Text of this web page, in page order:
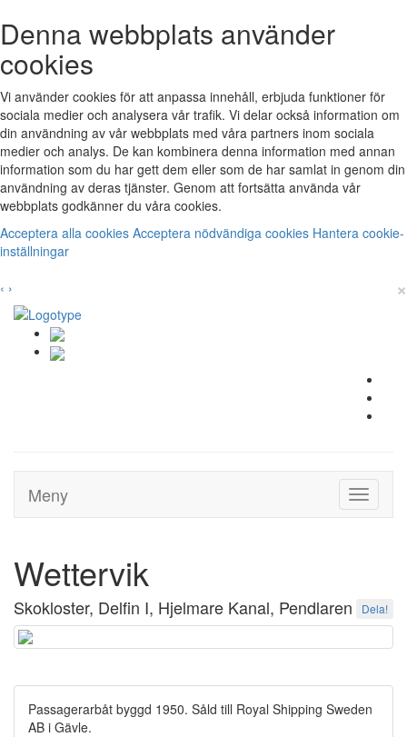
Denna webbplats använder
cookies
Vi använder cookies för att anpassa innehåll, erbjuda funktioner för
sociala medier och analysera vår trafik. Vi delar också information om
din användning av vår webbplats med våra partners inom sociala
medier och analys. De kan kombinera denna information med annan
information som du har gett dem eller som de har samlat in genom din
användning av deras tjänster. Genom att fortsätta använda vår
webbplats godkänner du våra cookies.
Acceptera alla cookies Acceptera nödvändiga cookies Hantera cookie-
inställningar
‹ › ×
Toggle
Meny
Wettervik
Skokloster, Delfin I, Hjelmare Kanal, Pendlaren Dela!
Passagerarbåt byggd 1950. Såld till Royal Shipping Sweden
AB i Gävle.